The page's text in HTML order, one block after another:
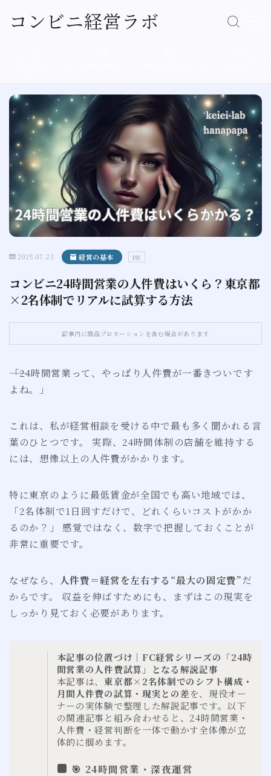
コンビニ経営ラボ
売上アップ
人材育成
店舗運営
現場エピソード
プロフィール
お問い合わせ
サイトマップ
Follow Me
2025.07.23 経営の基本 PR
コンビニ24時間営業の人件費はいくら？東京都
×2名体制でリアルに試算する方法
記事内に商品プロモーションを含む場合があります
――「24時間営業って、やっぱり人件費が一番きついです
よね。」
これは、私が経営相談を受ける中で最も多く聞かれる言
葉のひとつです。 実際、24時間体制の店舗を維持する
には、想像以上の人件費がかかります。
特に東京のように最低賃金が全国でも高い地域では、
「2名体制で1日回すだけで、どれくらいコストがかか
るのか？」 感覚ではなく、数字で把握しておくことが
非常に重要です。
なぜなら、 人件費＝経営を左右する“最大の固定費”だ
からです。 収益を伸ばすためにも、まずはこの現実を
しっかり見ておく必要があります。
本記事の位置づけ｜FC経営シリーズの「24時
間営業の人件費試算」となる解説記事
本記事は、東京都×2名体制でのシフト構成・
月間人件費の試算・現実との差を、現役オー
ナーの実体験で整理した解説記事です。以下
の関連記事と組み合わせると、24時間営業・
人件費・経営判断を一体で動かす全体像が立
体的に掴めます。
🎯 24時間営業・深夜運営